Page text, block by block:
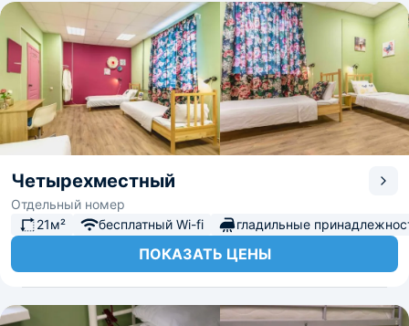
Четырехместный
Отдельный номер
21м²
бесплатный Wi-fi гладильные
ПОКАЗАТЬ ЦЕНЫ